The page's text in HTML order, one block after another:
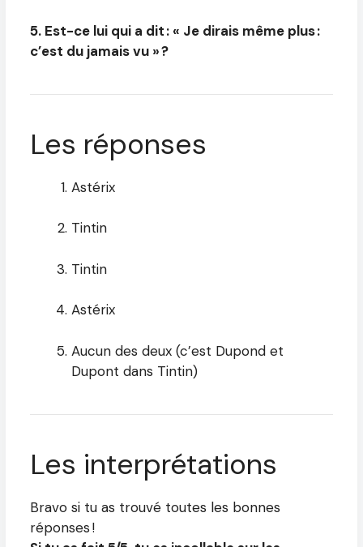
5. Est-ce lui qui a dit : « Je dirais même plus :
c’est du jamais vu » ?
Les réponses
Astérix
Tintin
Tintin
Astérix
Aucun des deux (c’est Dupond et
Dupont dans Tintin)
Les interprétations
Bravo si tu as trouvé toutes les bonnes
réponses !